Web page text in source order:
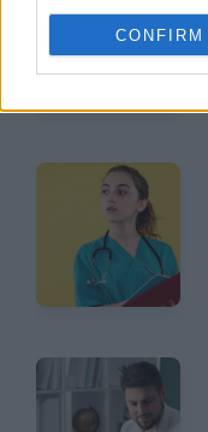
CONFIRM